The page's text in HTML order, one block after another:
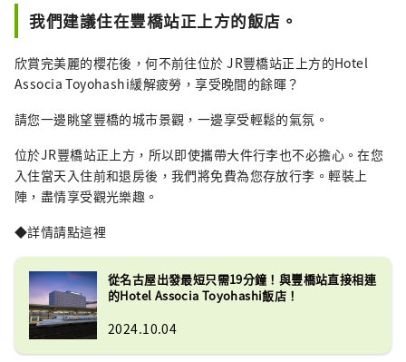
我們建議住在豐橋站正上方的飯店。
欣賞完美麗的櫻花後，何不前往位於 JR豐橋站正上方的Hotel
Associa Toyohashi緩解疲勞，享受晚間的餘暉？
請您一邊眺望豐橋的城市景觀，一邊享受輕鬆的氣氛。
位於JR豐橋站正上方，所以即使攜帶大件行李也不必擔心。在您
入住當天入住前和退房後，我們將免費為您存放行李。輕裝上
陣，盡情享受觀光樂趣。
◆詳情請點這裡
從名古屋出發最短只需19分鐘！與豐橋站直接相連
的Hotel Associa Toyohashi飯店！
2024.10.04